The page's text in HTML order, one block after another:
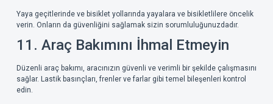
Yaya geçitlerinde ve bisiklet yollarında yayalara ve bisikletlilere öncelik
verin. Onların da güvenliğini sağlamak sizin sorumluluğunuzdadır.
11. Araç Bakımını İhmal Etmeyin
Düzenli araç bakımı, aracınızın güvenli ve verimli bir şekilde çalışmasını
sağlar. Lastik basınçları, frenler ve farlar gibi temel bileşenleri kontrol
edin.